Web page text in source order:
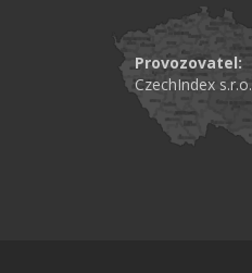
Provozovatel:
CzechIndex s.r.o.